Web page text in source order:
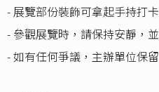
- 展覽部份裝飾可拿起手持打
- 參觀展覽時，請保持安靜，
- 如有任何爭議，主辦單位保